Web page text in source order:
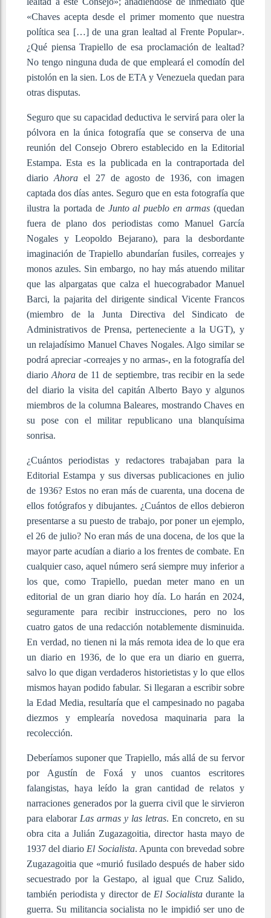
«Chaves acepta desde el primer momento que nuestra
política sea […] de una gran lealtad al Frente Popular».
¿Qué piensa Trapiello de esa proclamación de lealtad?
No tengo ninguna duda de que empleará el comodín del
pistolón en la sien. Los de ETA y Venezuela quedan para
otras disputas.
Seguro que su capacidad deductiva le servirá para oler la
pólvora en la única fotografía que se conserva de una
reunión del Consejo Obrero establecido en la Editorial
Estampa. Esta es la publicada en la contraportada del
diario Ahora el 27 de agosto de 1936, con imagen
captada dos días antes. Seguro que en esta fotografía que
ilustra la portada de Junto al pueblo en armas (quedan
fuera de plano dos periodistas como Manuel García
Nogales y Leopoldo Bejarano), para la desbordante
imaginación de Trapiello abundarían fusiles, correajes y
monos azules. Sin embargo, no hay más atuendo militar
que las alpargatas que calza el huecograbador Manuel
Barci, la pajarita del dirigente sindical Vicente Francos
(miembro de la Junta Directiva del Sindicato de
Administrativos de Prensa, perteneciente a la UGT), y
un relajadísimo Manuel Chaves Nogales. Algo similar se
podrá apreciar -correajes y no armas-, en la fotografía del
diarioAhorade 11 de septiembre, tras recibir en la sede
del diario la visita del capitán Alberto Bayo y algunos
miembros de la columna Baleares, mostrando Chaves en
su pose con el militar republicano una blanquísima
sonrisa.
¿Cuántos periodistas y redactores trabajaban para la
Editorial Estampa y sus diversas publicaciones en julio
de 1936? Estos no eran más de cuarenta, una docena de
ellos fotógrafos y dibujantes. ¿Cuántos de ellos debieron
presentarse a su puesto de trabajo, por poner un ejemplo,
el 26 de julio? No eran más de una docena, de los que la
mayor parte acudían a diario a los frentes de combate. En
cualquier caso, aquel número será siempre muy inferior a
los que, como Trapiello, puedan meter mano en un
editorial de un gran diario hoy día. Lo harán en 2024,
seguramente para recibir instrucciones, pero no los
cuatro gatos de una redacción notablemente disminuida.
En verdad, no tienen ni la más remota idea de lo que era
un diario en 1936, de lo que era un diario en guerra,
salvo lo que digan verdaderos historietistas y lo que ellos
mismos hayan podido fabular. Si llegaran a escribir sobre
la Edad Media, resultaría que el campesinado no pagaba
diezmos y emplearía novedosa maquinaria para la
recolección.
Deberíamos suponer que Trapiello, más allá de su fervor
por Agustín de Foxá y unos cuantos escritores
falangistas, haya leído la gran cantidad de relatos y
narraciones generados por la guerra civil que le sirvieron
para elaborar Las armas y las letras. En concreto, en su
obra cita a Julián Zugazagoitia, director hasta mayo de
1937 del diario El Socialista. Apunta con brevedad sobre
Zugazagoitia que «murió fusilado después de haber sido
secuestrado por la Gestapo, al igual que Cruz Salido,
también periodista y director de El Socialistadurante la
guerra. Su militancia socialista no le impidió ser uno de